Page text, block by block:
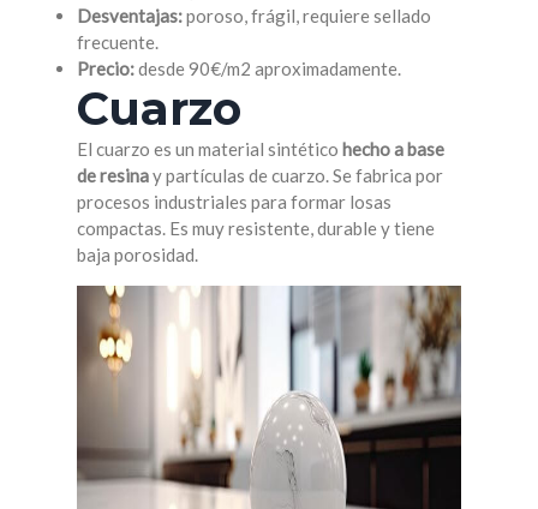
Desventajas:poroso, frágil, requiere sellado
frecuente.
Precio:desde 90€/m2 aproximadamente.
Cuarzo
El cuarzo es un material sintético hecho a base
de resinay partículas de cuarzo. Se fabrica por
procesos industriales para formar losas
compactas. Es muy resistente, durable y tiene
baja porosidad.